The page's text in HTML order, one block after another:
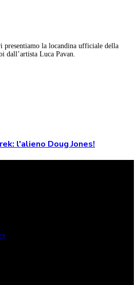
presentiamo la locandina ufficiale della
dall’artista Luca Pavan.
l'alieno Doug Jones!